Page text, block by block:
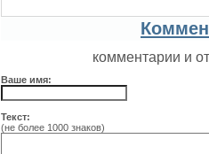
комментарии и
Ваше имя:
Текст:
(не более 1000 знаков)